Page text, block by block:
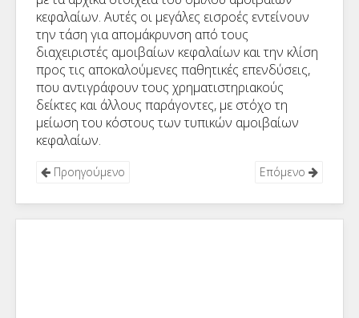
κεφαλαίων. Αυτές οι μεγάλες εισροές εντείνουν
την τάση για απομάκρυνση από τους
διαχειριστές αμοιβαίων κεφαλαίων και την κλίση
προς τις αποκαλούμενες παθητικές επενδύσεις,
που αντιγράφουν τους χρηματιστηριακούς
δείκτες και άλλους παράγοντες, με στόχο τη
μείωση του κόστους των τυπικών αμοιβαίων
κεφαλαίων.
Προηγούμενο Επόμενο